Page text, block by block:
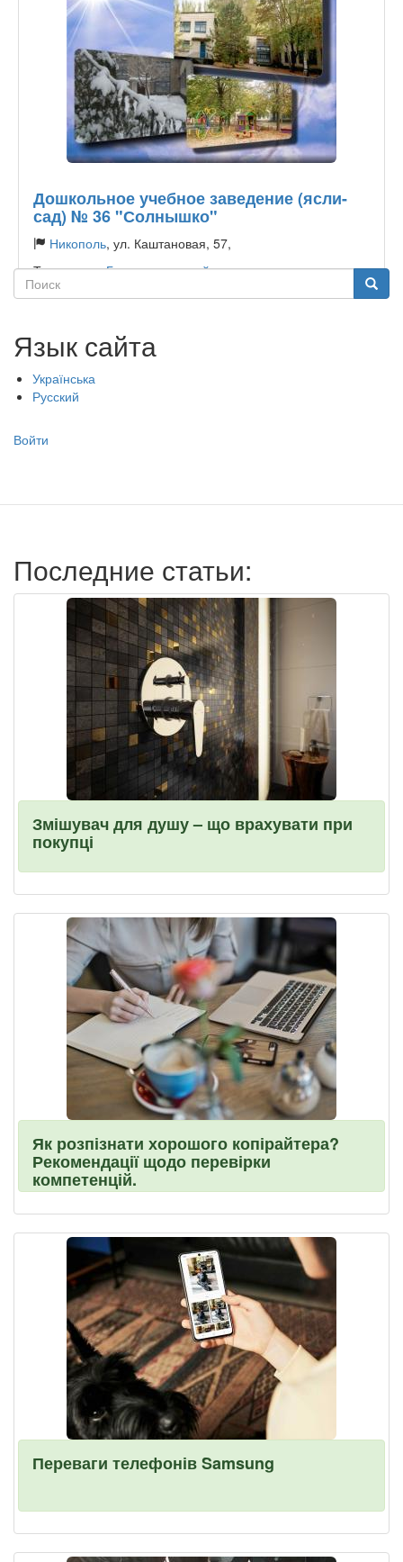
Дошкольное учебное заведение (ясли-
сад) № 36 "Солнышко"
Никополь, ул. Каштановая, 57,
Тип садика:Государственный
Поиск Поиск
Язык сайта
Українська
Русский
Меню
записи
Войти
Последние статьи:
Змішувач для душу – що врахувати при
покупці
Як розпізнати хорошого копірайтера?
Рекомендації щодо перевірки
компетенцій.
Переваги телефонів Samsung